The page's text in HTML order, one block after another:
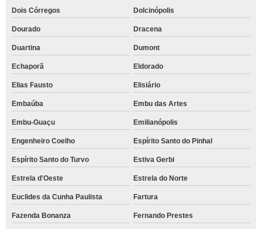
Dois Córregos Dolcinópolis
Dourado Dracena
Duartina Dumont
Echaporã Eldorado
Elias Fausto Elisiário
Embaúba Embu das Artes
Embu-Guaçu Emilianópolis
Engenheiro Coelho Espírito Santo do Pinhal
Espírito Santo do Turvo Estiva Gerbi
Estrela d'Oeste Estrela do Norte
Euclides da Cunha Paulista Fartura
Fazenda Bonanza Fernando Prestes